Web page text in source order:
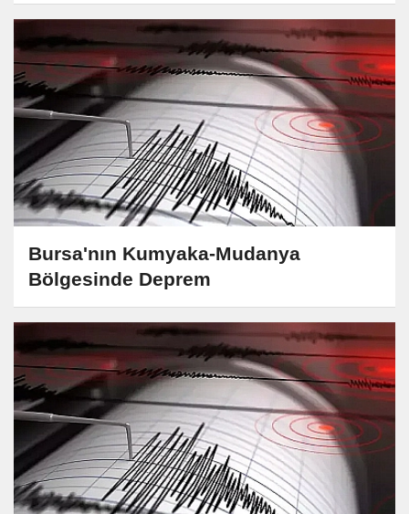
Bursa'nın Kumyaka-Mudanya
Bölgesinde Deprem